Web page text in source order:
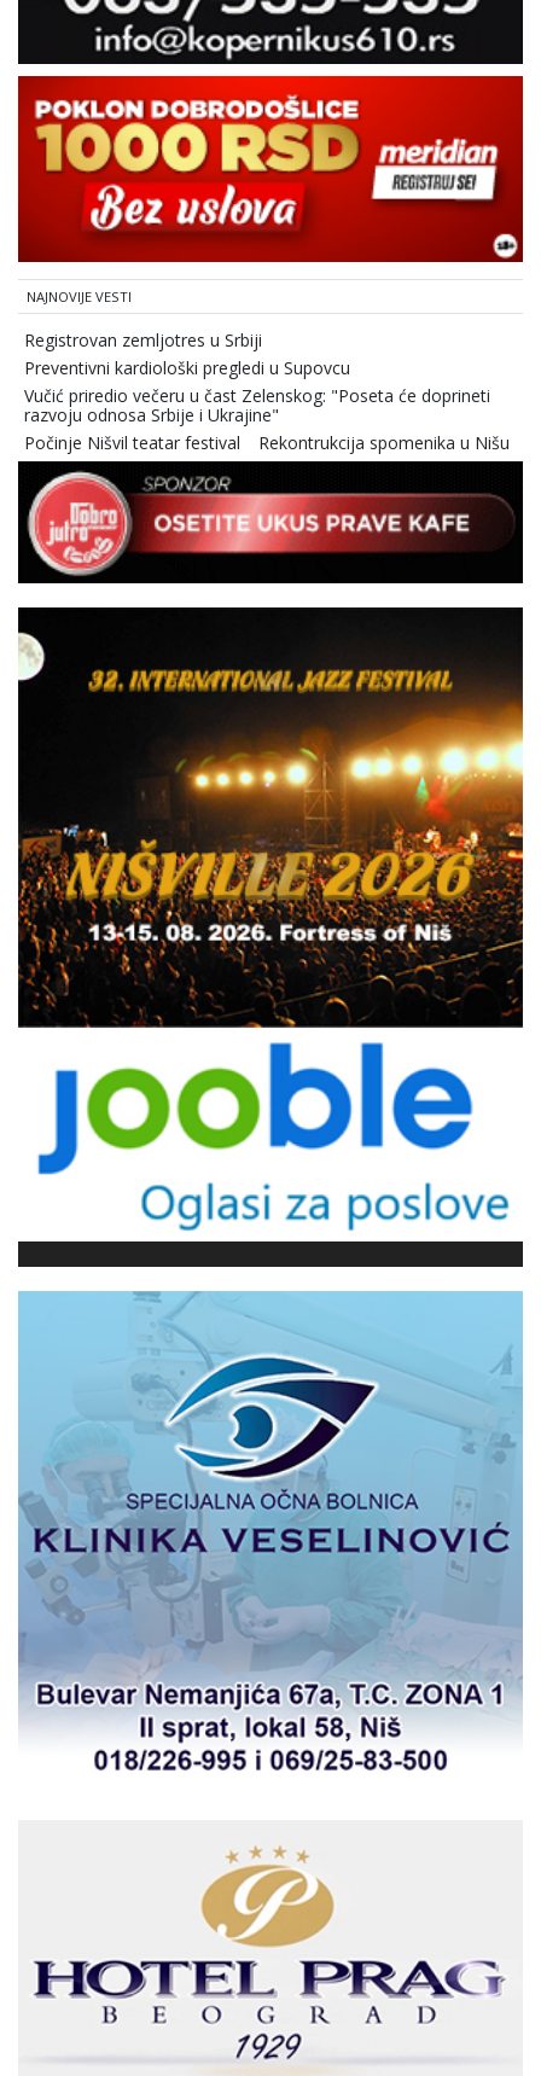
NAJNOVIJE VESTI
Registrovan zemljotres u Srbiji
Preventivni kardiološki pregledi u Supovcu
Vučić priredio večeru u čast Zelenskog: "Poseta će doprineti
razvoju odnosa Srbije i Ukrajine"
Počinje Nišvil teatar festival
Rekontrukcija spomenika u Nišu